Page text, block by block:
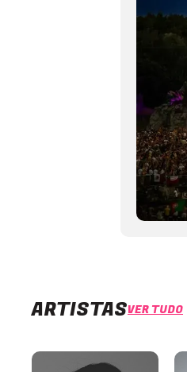
ARTISTASVER TUDO